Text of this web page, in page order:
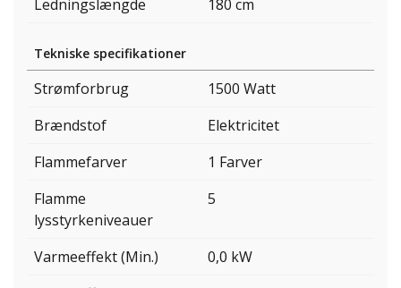
Ledningslængde
180 cm
Tekniske specifikationer
Strømforbrug
1500 Watt
Brændstof
Elektricitet
Flammefarver
1 Farver
Flamme
lysstyrkeniveauer
5
Varmeeffekt (Min.)
0,0 kW